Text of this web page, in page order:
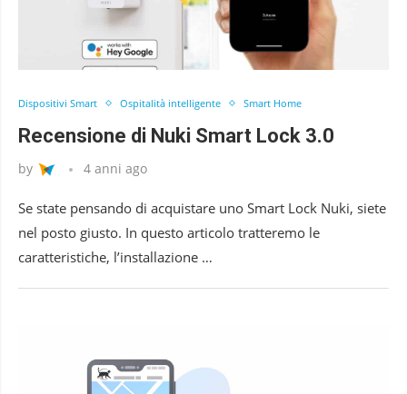
Dispositivi Smart Ospitalità intelligente Smart Home
Recensione di Nuki Smart Lock 3.0
by 4 anni ago
Se state pensando di acquistare uno Smart Lock Nuki, siete
nel posto giusto. In questo articolo tratteremo le
caratteristiche, l’installazione …